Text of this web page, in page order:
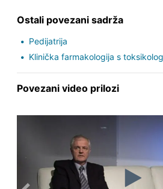
Ostali povezani sadrža
Pedijatrija
Klinička farmakologija s
Povezani video prilozi